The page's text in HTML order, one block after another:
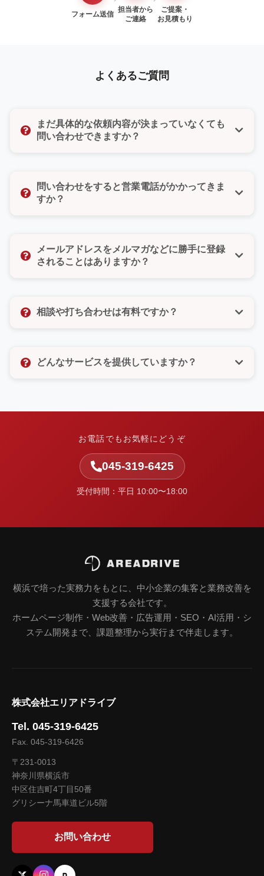
フォーム送信
担当者から
ご連絡
ご提案・
お見積もり
よくあるご質問
まだ具体的な依頼内容が決まっていなくても
問い合わせできますか？
たい」「ちょっとした質問だけでもいいのかな」そん
な気持ちでも大丈夫です。どんな小さなご相談でもお
問い合わせをすると営業電話がかかってきま
すか？
たしません。また、お問い合わせフォームではご希望
の連絡方法（電話・メール・どちらでもよい）をお選
メールアドレスをメルマガなどに勝手に登録
されることはありますか？
なども一切いたしませんので、ご安心ください。お客
相談や打ち合わせは有料ですか？
望をしっかりとお聞きし、最適なご提案をさせていた
どんなサービスを提供していますか？
を整理し、実行まで伴走します。
お電話でもお気軽にどうぞ
045-319-6425
受付時間：平日 10:00〜18:00
横浜で培った実務力をもとに、中小企業の集客と業務改善を
支援する会社です。
ホームページ制作・Web改善・広告運用・SEO・AI活用・シ
ステム開発まで、課題整理から実行まで伴走します。
株式会社エリアドライブ
Tel. 045-319-6425
Fax. 045-319-6426
〒231-0013
神奈川県横浜市
中区住吉町4丁目50番
グリシーナ馬車道ビル5階
お問い合わせ